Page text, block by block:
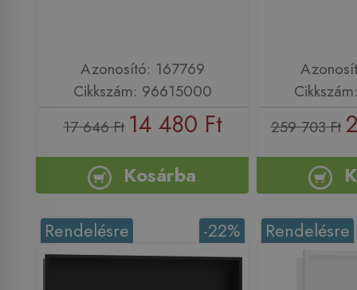
Azonosító: 167769
Cikkszám: 96615000
17 646 Ft 14 480 Ft
Kosárba
259 703 Ft
-22%
Rendelésre Rendelésre